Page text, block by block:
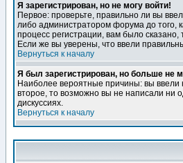
Я зарегистрирован, но не могу войти!
Первое: проверьте, правильно ли вы
либо администратором форума до того,
процесс регистрации, вам было
Если же вы уверены, что ввели
Вернуться к началу
Я был зарегистрирован, но больше не
Наиболее вероятные причины: вы ввели
второе, то возможно вы не написали ни
дискуссиях.
Вернуться к началу